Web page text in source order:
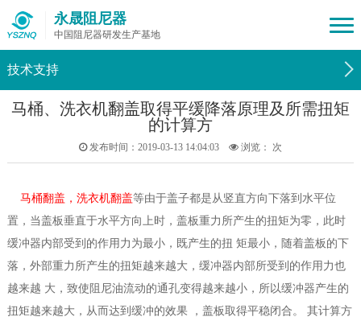
永晟阻尼器
中国阻尼器研发生产基地
技术支持
马桶、洗衣机翻盖取得平缓降落原理及所需扭矩
的计算方
发布时间：2019-03-13 14:04:03 浏览： 次
马桶翻盖，洗衣机翻盖等由于盖子都是从竖直方向下落到水平位
置，当盖板垂直于水平方向上时，盖板重力所产生的扭矩为零，此时
缓冲器内部受到的作用力为最小，既产生的扭 矩最小，随着盖板的下
落，外部重力所产生的扭矩越来越大，缓冲器内部所受到的作用力也
越来越 大，致使阻尼油流动的通孔变得越来越小，所以缓冲器产生的
扭矩越来越大，从而达到缓冲的效果 ，盖板取得平稳闭合。 其计算方